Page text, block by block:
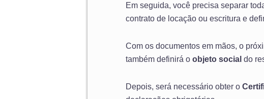
Em seguida, você precisa separar
contrato de locação ou escritura e
Com os documentos em mãos, o
também definirá o objeto social do
Depois, será necessário obter o